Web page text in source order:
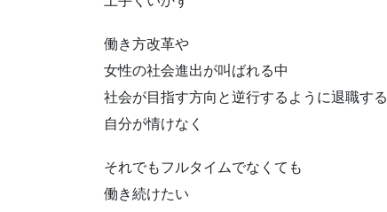
働き方改革や
女性の社会進出が叫ばれる中
社会が目指す方向と逆行するように退職する
自分が情けなく
それでもフルタイムでなくても
働き続けたい